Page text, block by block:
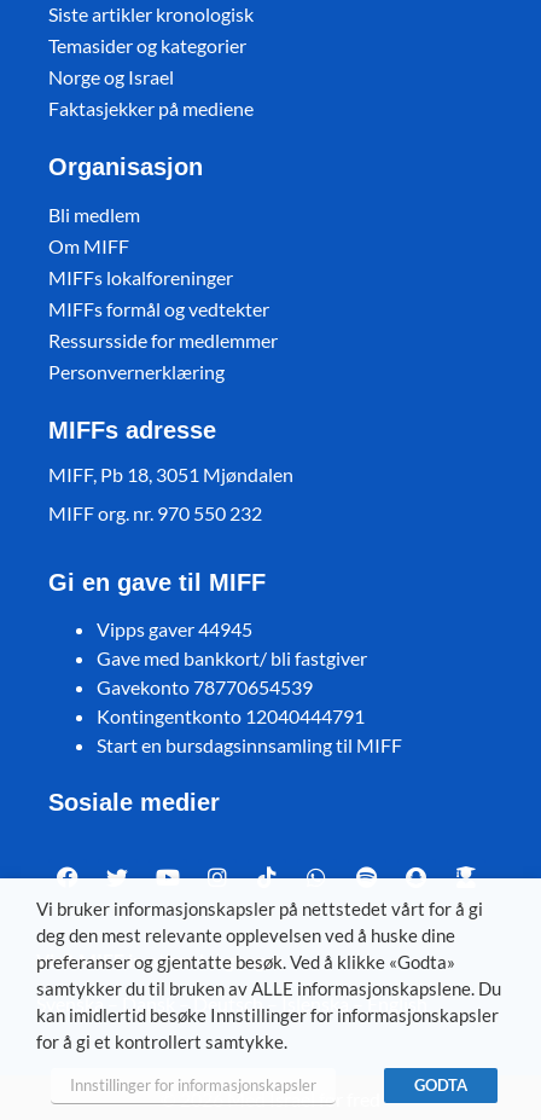
Siste artikler kronologisk
Temasider og kategorier
Norge og Israel
Faktasjekker på mediene
Organisasjon
Bli medlem
Om MIFF
MIFFs lokalforeninger
MIFFs formål og vedtekter
Ressursside for medlemmer
Personvernerklæring
MIFFs adresse
MIFF, Pb 18, 3051 Mjøndalen
MIFF org. nr. 970 550 232
Gi en gave til MIFF
Vipps gaver 44945
Gave med bankkort/ bli fastgiver
Gavekonto 78770654539
Kontingentkonto 12040444791
Start en bursdagsinnsamling til MIFF
Sosiale medier
Visit MIFF in other languages
Svenska– Dansk–Deutsch–Íslenska–English
© 2026 Med Israel for fred
Vi bruker informasjonskapsler på nettstedet vårt for å gi
deg den mest relevante opplevelsen ved å huske dine
preferanser og gjentatte besøk. Ved å klikke «Godta»
samtykker du til bruken av ALLE informasjonskapslene. Du
kan imidlertid besøke Innstillinger for informasjonskapsler
for å gi et kontrollert samtykke.
Innstillinger for informasjonskapsler GODTA